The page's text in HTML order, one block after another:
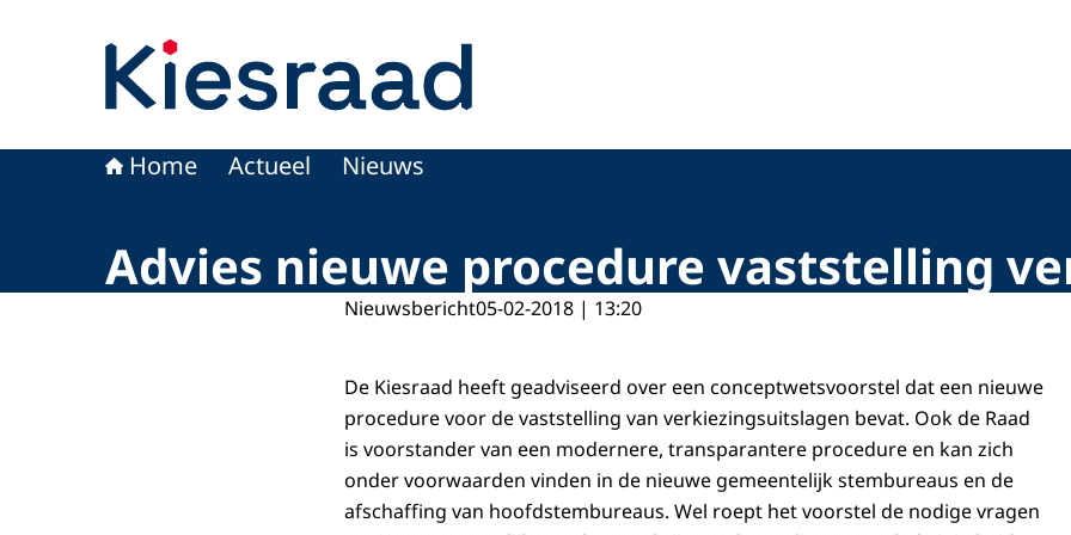
Home Actueel Nieuws
Advies nieuwe procedure vaststelling
Nieuwsbericht05-02-2018 | 13:20
De Kiesraad heeft geadviseerd over een conceptwetsvoorstel dat een nieuwe
procedure voor de vaststelling van verkiezingsuitslagen bevat. Ook de Raad
is voorstander van een modernere, transparantere procedure en kan zich
onder voorwaarden vinden in de nieuwe gemeentelijk stembureaus en de
afschaffing van hoofdstembureaus. Wel roept het voorstel de nodige vragen